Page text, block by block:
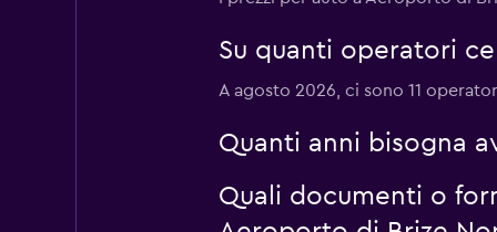
Su quanti operatori
A agosto 2026, ci sono 11
Quanti anni bisogna
Quali documenti o